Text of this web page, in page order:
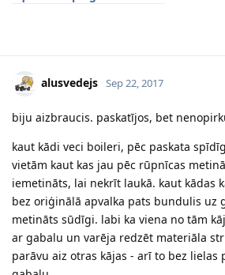
alusvedejs Sep 22, 2017
biju aizbraucis. paskatījos, bet
kaut kādi veci boileri, pēc paskata
vietām kaut kas jau pēc rūpnīcas
iemetināts, lai nekrīt laukā. kaut kādas
bez oriģinālā apvalka pats bundulis uz
metināts sūdīgi. labi ka viena no tām
ar gabalu un varēja redzēt materiāla
parāvu aiz otras kājas - arī to bez lielas